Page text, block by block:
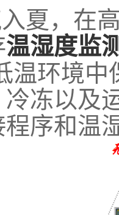
夏，在
温湿度监
环境中
冻以及
序和温